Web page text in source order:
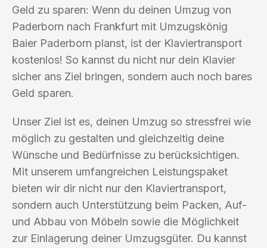
Geld zu sparen: Wenn du deinen Umzug von
Paderborn nach Frankfurt mit Umzugskönig
Baier Paderborn planst, ist der Klaviertransport
kostenlos! So kannst du nicht nur dein Klavier
sicher ans Ziel bringen, sondern auch noch bares
Geld sparen.
Unser Ziel ist es, deinen Umzug so stressfrei wie
möglich zu gestalten und gleichzeitig deine
Wünsche und Bedürfnisse zu berücksichtigen.
Mit unserem umfangreichen Leistungspaket
bieten wir dir nicht nur den Klaviertransport,
sondern auch Unterstützung beim Packen, Auf-
und Abbau von Möbeln sowie die Möglichkeit
zur Einlagerung deiner Umzugsgüter. Du kannst